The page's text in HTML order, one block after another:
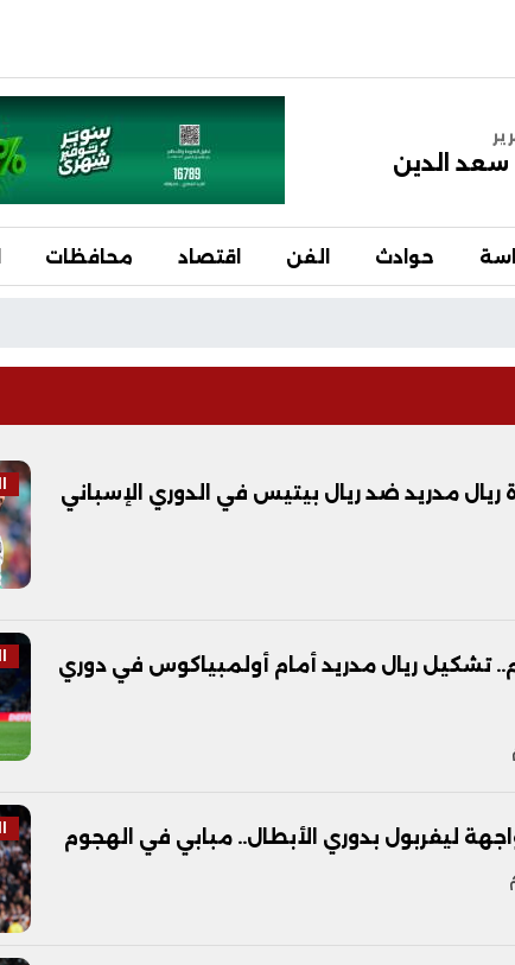
الدين
حوادث الفن اقتصاد محافظات
ريال مدريد ضد ريال بيتيس في الدوري الإسباني
تشكيل ريال مدريد أمام أولمبياكوس في دوري
ليفربول بدوري الأبطال.. مبابي في الهجوم